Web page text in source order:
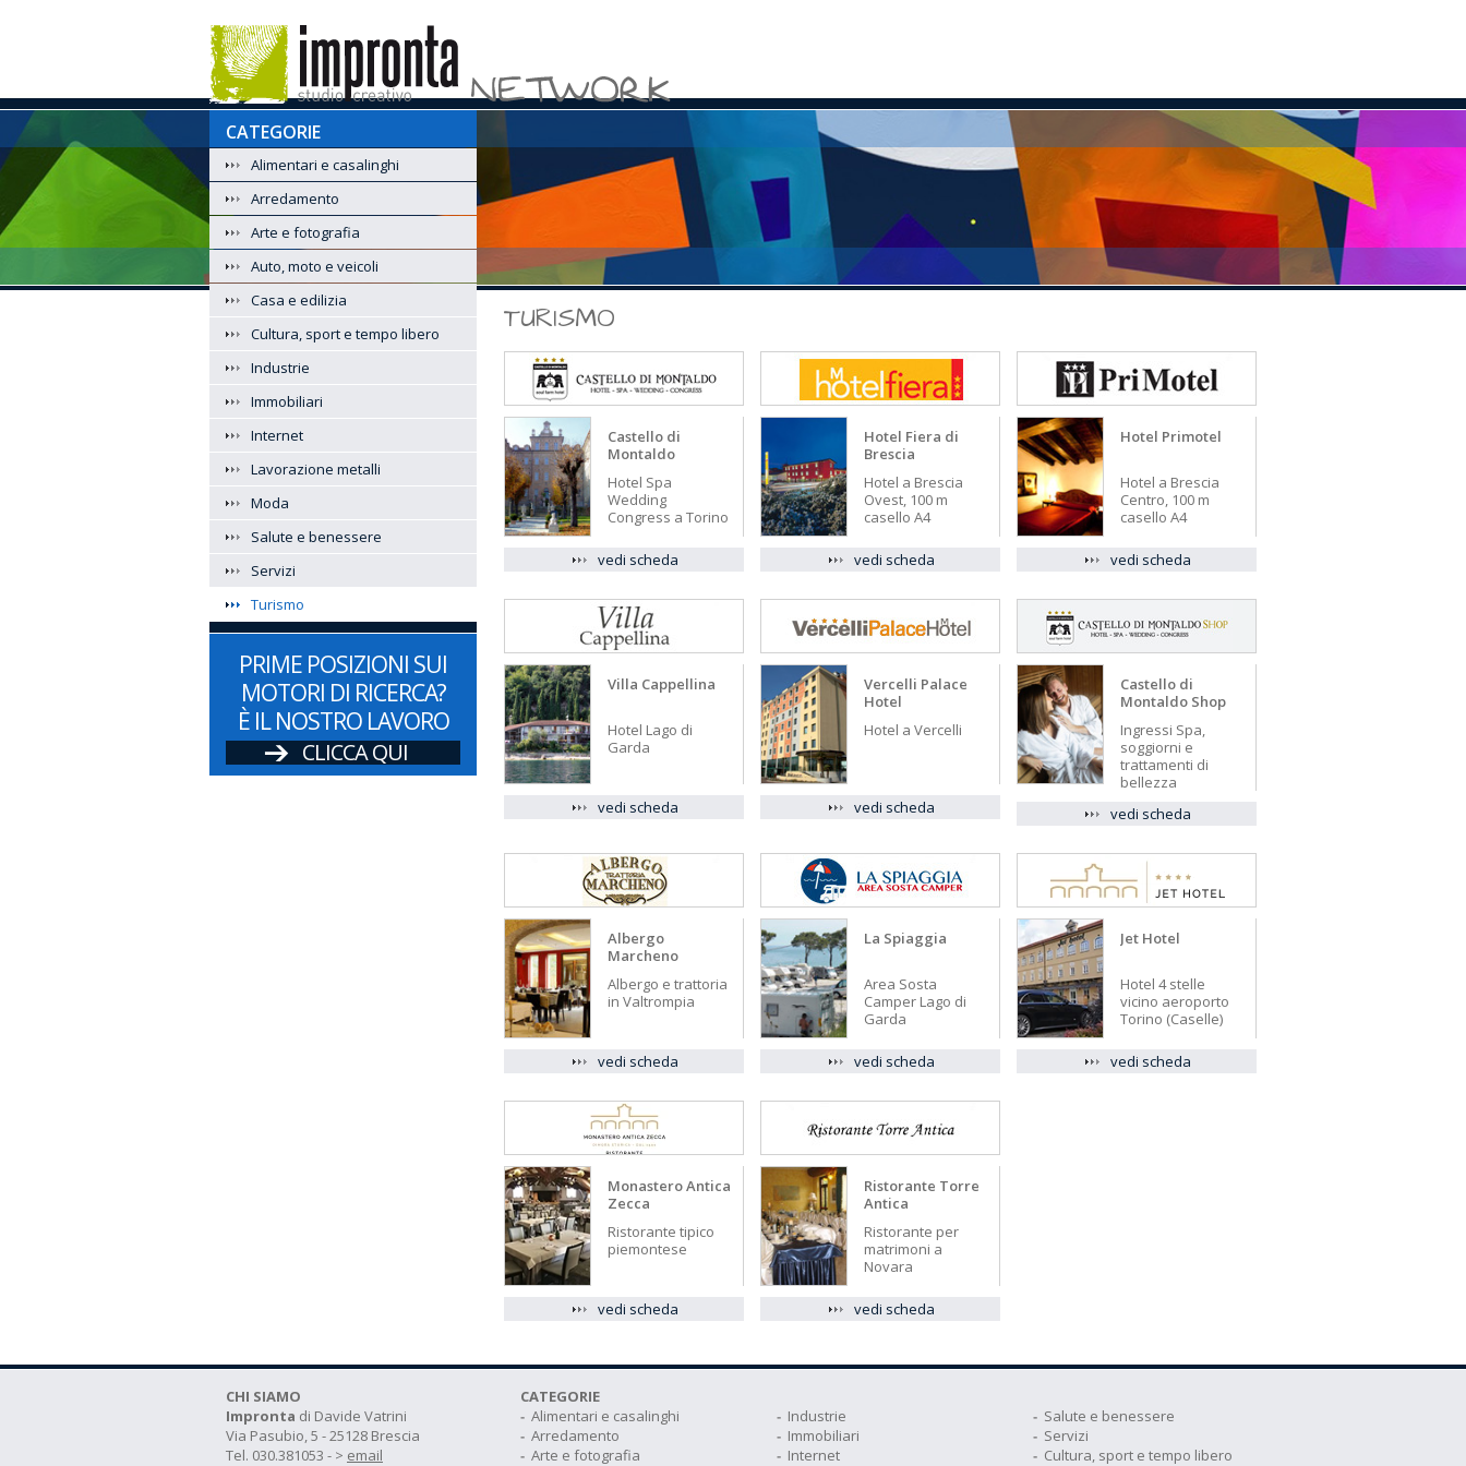
home web design motori di ricerca
CATEGORIE
Alimentari e casalinghi
Arredamento
Arte e fotografia
Auto, moto e veicoli
Casa e edilizia
Cultura, sport e tempo libero
Industrie
Immobiliari
Internet
Lavorazione metalli
Moda
Salute e benessere
Servizi
Turismo
PRIME POSIZIONI SUI
MOTORI DI RICERCA?
È IL NOSTRO LAVORO
CLICCA QUI
TURISMO
Castello di
Montaldo
Hotel Spa
Wedding
Congress a Torino
vedi scheda
Hotel Fiera di
Brescia
Hotel a Brescia
Ovest, 100 m
casello A4
vedi scheda
Hotel Primotel
Hotel a Brescia
Centro, 100 m
casello A4
vedi scheda
Villa Cappellina
Hotel Lago di
Garda
vedi scheda
Vercelli Palace
Hotel
Hotel a Vercelli
vedi scheda
Castello di
Montaldo Shop
Ingressi Spa,
soggiorni e
trattamenti di
bellezza
vedi scheda
Albergo
Marcheno
Albergo e trattoria
in Valtrompia
vedi scheda
La Spiaggia
Area Sosta
Camper Lago di
Garda
vedi scheda
Jet Hotel
Hotel 4 stelle
vicino aeroporto
Torino (Caselle)
vedi scheda
Monastero Antica
Zecca
Ristorante tipico
piemontese
vedi scheda
Ristorante Torre
Antica
Ristorante per
matrimoni a
Novara
vedi scheda
CHI SIAMO
Impronta di Davide Vatrini
Via Pasubio, 5 - 25128 Brescia
Tel. 030.381053 - > email
CATEGORIE
Alimentari e casalinghi
Arredamento
Arte e fotografia
Industrie
Immobiliari
Internet
Salute e benessere
Servizi
Cultura, sport e tempo libero